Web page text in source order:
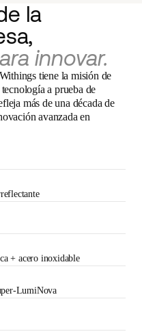
la
innovar.
tiene la misión de
a prueba de
más de una década de
avanzada en
+ acero inoxidable
LumiNova